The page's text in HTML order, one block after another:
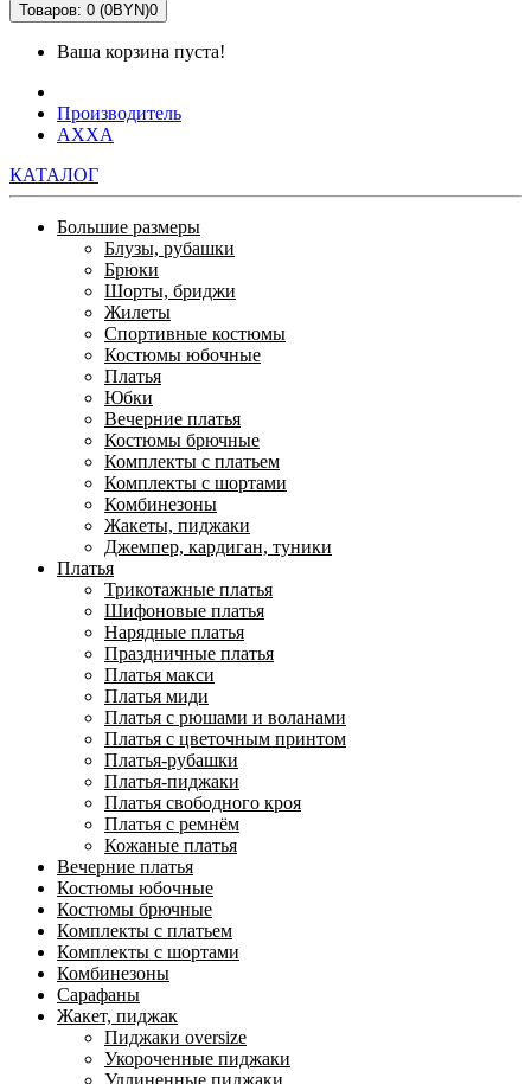
Товаров: 0 (0BYN)0
Ваша корзина пуста!
Производитель
AXXA
КАТАЛОГ
Большие размеры
Блузы, рубашки
Брюки
Шорты, бриджи
Жилеты
Спортивные костюмы
Костюмы юбочные
Платья
Юбки
Вечерние платья
Костюмы брючные
Комплекты с платьем
Комплекты с шортами
Комбинезоны
Жакеты, пиджаки
Джемпер, кардиган, туники
Платья
Трикотажные платья
Шифоновые платья
Нарядные платья
Праздничные платья
Платья макси
Платья миди
Платья с рюшами и воланами
Платья с цветочным принтом
Платья-рубашки
Платья-пиджаки
Платья свободного кроя
Платья с ремнём
Кожаные платья
Вечерние платья
Костюмы юбочные
Костюмы брючные
Комплекты с платьем
Комплекты с шортами
Комбинезоны
Сарафаны
Жакет, пиджак
Пиджаки oversize
Укороченные пиджаки